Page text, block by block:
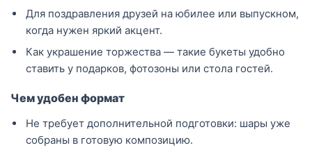
Для поздравления друзей на юбилее или выпускном,
когда нужен яркий акцент.
Как украшение торжества — такие букеты удобно
ставить у подарков, фотозоны или стола гостей.
Чем удобен формат
Не требует дополнительной подготовки: шары уже
собраны в готовую композицию.